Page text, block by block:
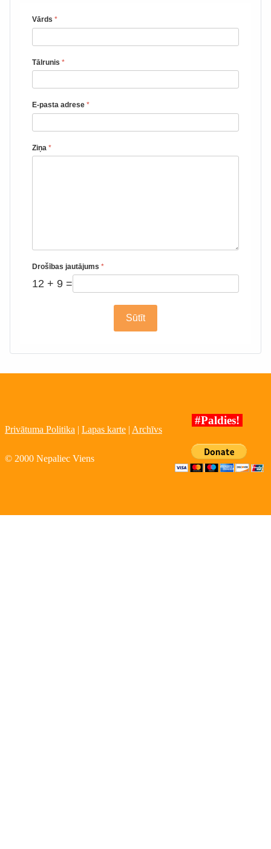
Vārds *
Tālrunis *
E-pasta adrese *
Ziņa *
Drošības jautājums *
12 + 9 =
Sūtīt
Privātuma Politika | Lapas karte | Archīvs
© 2000 Nepaliec Viens
#Paldies!